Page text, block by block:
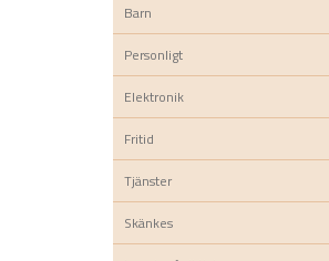
Barn
Personligt
Elektronik
Fritid
Tjänster
Skänkes